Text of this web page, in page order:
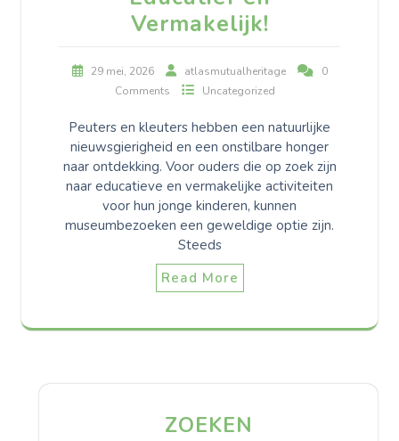
Vermakelijk!
29 mei, 2026 atlasmutualheritage
0
Comments
Uncategorized
Peuters en kleuters hebben een natuurlijke
nieuwsgierigheid en een onstilbare honger
naar ontdekking. Voor ouders die op zoek zijn
naar educatieve en vermakelijke activiteiten
voor hun jonge kinderen, kunnen
museumbezoeken een geweldige optie zijn.
Steeds
Read More
ZOEKEN